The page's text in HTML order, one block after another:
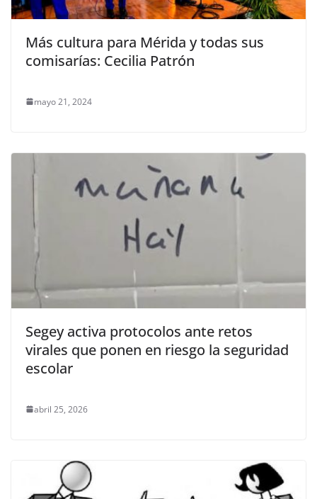
Más cultura para Mérida y todas sus
comisarías: Cecilia Patrón
mayo 21, 2024
Segey activa protocolos ante retos
virales que ponen en riesgo la seguridad
escolar
abril 25, 2026